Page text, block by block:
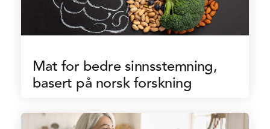
Mat for bedre sinnsstemning,
basert på norsk forskning